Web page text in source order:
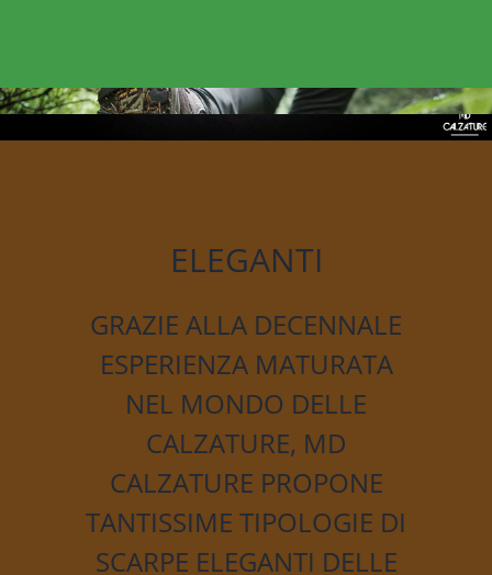
ELEGANTI
GRAZIE ALLA DECENNALE
ESPERIENZA MATURATA
NEL MONDO DELLE
CALZATURE, MD
CALZATURE PROPONE
TANTISSIME TIPOLOGIE DI
SCARPE ELEGANTI DELLE